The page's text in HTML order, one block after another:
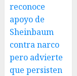
reconoce
apoyo de
Sheinbaum
contra narco
pero advierte
que persisten